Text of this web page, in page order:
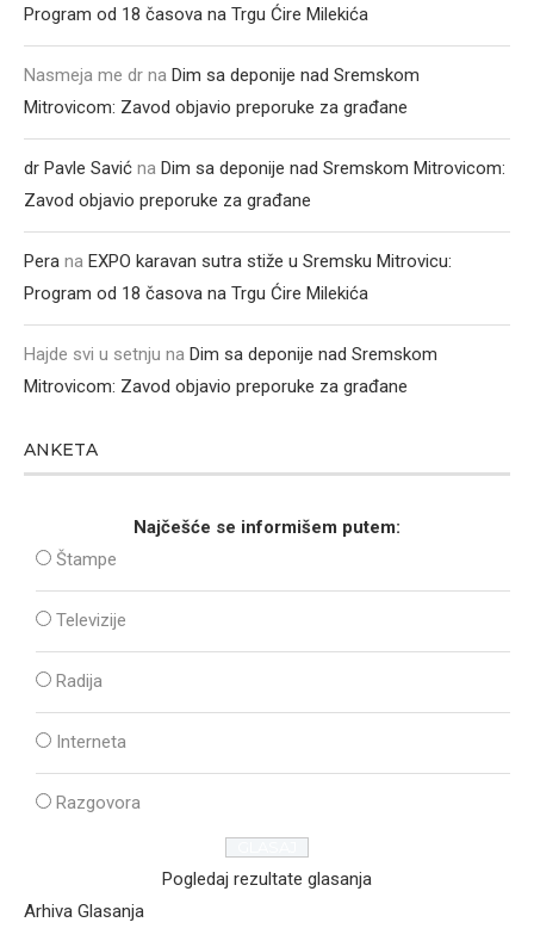
Program od 18 časova na Trgu Ćire Milekića
Nasmeja me dr na Dim sa deponije nad Sremskom
Mitrovicom: Zavod objavio preporuke za građane
dr Pavle Savić na Dim sa deponije nad Sremskom Mitrovicom:
Zavod objavio preporuke za građane
Pera na EXPO karavan sutra stiže u Sremsku Mitrovicu:
Program od 18 časova na Trgu Ćire Milekića
Hajde svi u setnju na Dim sa deponije nad Sremskom
Mitrovicom: Zavod objavio preporuke za građane
ANKETA
Najčešće se informišem putem:
Štampe
Televizije
Radija
Interneta
Razgovora
Pogledaj rezultate glasanja
Arhiva Glasanja